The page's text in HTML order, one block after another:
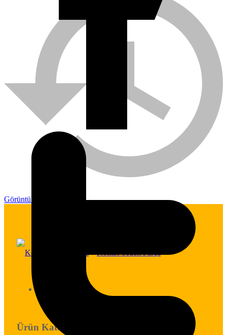
Görüntülediğin
Ürün Kategorileri